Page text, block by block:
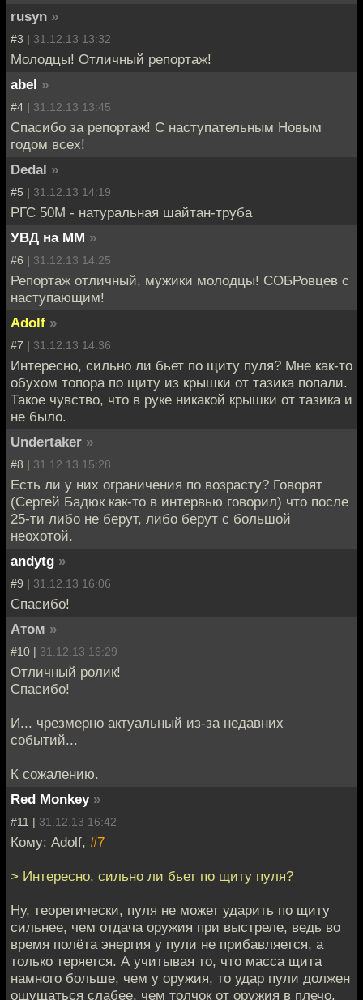
rusyn »
#3 | 31.12.13 13:32
Молодцы! Отличный репортаж!
abel »
#4 | 31.12.13 13:45
Спасибо за репортаж! С наступательным Новым
годом всех!
Dedal »
#5 | 31.12.13 14:19
РГС 50М - натуральная шайтан-труба
УВД на ММ »
#6 | 31.12.13 14:25
Репортаж отличный, мужики молодцы! СОБРовцев с
наступающим!
Adolf »
#7 | 31.12.13 14:36
Интересно, сильно ли бьет по щиту пуля? Мне как-то
обухом топора по щиту из крышки от тазика попали.
Такое чувство, что в руке никакой крышки от тазика и
не было.
Undertaker »
#8 | 31.12.13 15:28
Есть ли у них ограничения по возрасту? Говорят
(Сергей Бадюк как-то в интервью говорил) что после
25-ти либо не берут, либо берут с большой
неохотой.
andytg »
#9 | 31.12.13 16:06
Спасибо!
Атом »
#10 | 31.12.13 16:29
Отличный ролик!
Спасибо!
И... чрезмерно актуальный из-за недавних
событий...
К сожалению.
Red Monkey »
#11 | 31.12.13 16:42
Кому: Adolf, #7
> Интересно, сильно ли бьет по щиту пуля?
Ну, теоретически, пуля не может ударить по щиту
сильнее, чем отдача оружия при выстреле, ведь во
время полёта энергия у пули не прибавляется, а
только теряется. А учитывая то, что масса щита
намного больше, чем у оружия, то удар пули должен
ощущаться слабее, чем толчок от оружия в плечо.